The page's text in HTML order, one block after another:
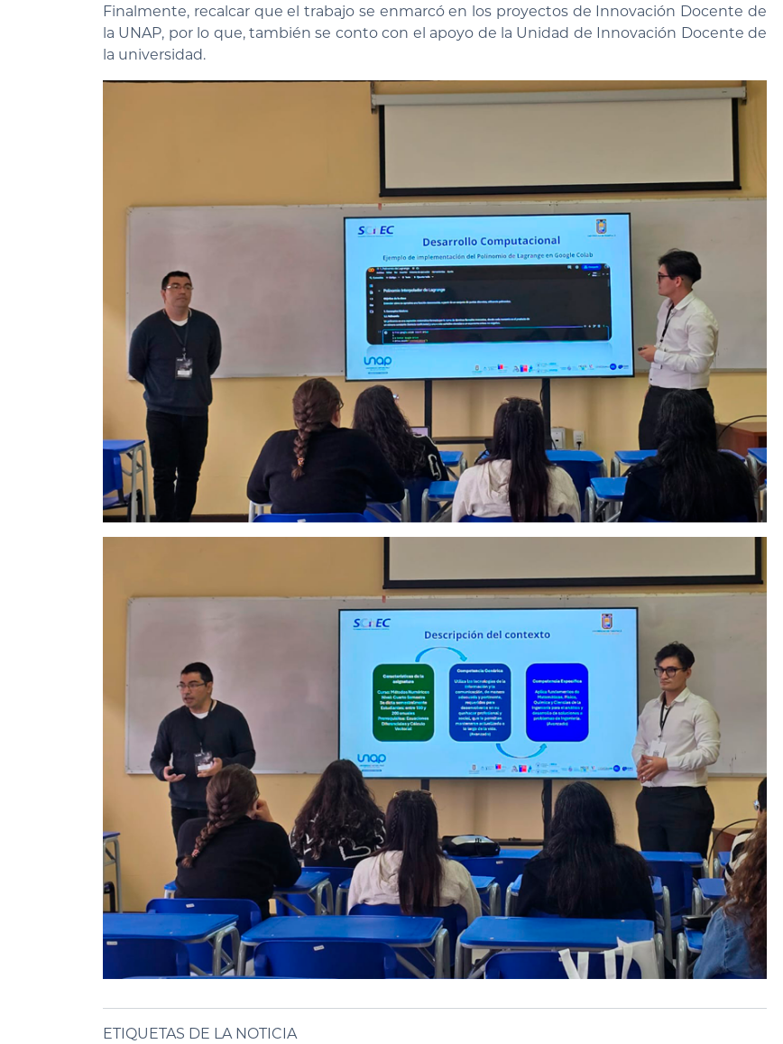
Finalmente, recalcar que el trabajo se enmarcó en los proyectos de Innovación Docente de
la UNAP, por lo que, también se conto con el apoyo de la Unidad de Innovación Docente de
la universidad.
ETIQUETAS DE LA NOTICIA